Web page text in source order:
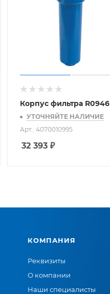
Корпус фильтра R0946
УТОЧНЯЙТЕ НАЛИЧИЕ
Арт.: 4070010995
32 393 ₽
КОМПАНИЯ
Реквизиты
О компании
Наши специалисты